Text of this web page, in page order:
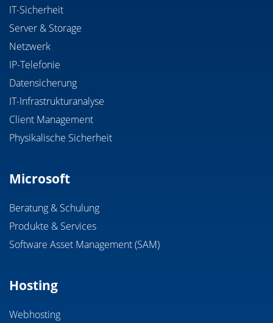
IT-Sicherheit
Server & Storage
Netzwerk
IP-Telefonie
Datensicherung
IT-Infrastrukturanalyse
Client Management
Physikalische Sicherheit
Microsoft
Beratung & Schulung
Produkte & Services
Software Asset Management (SAM)
Hosting
Webhosting